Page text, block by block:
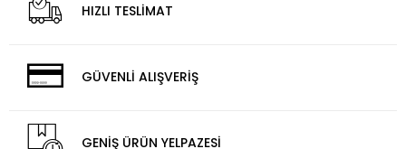
HIZLI TESLİMAT
GÜVENLİ ALIŞVERİŞ
GENİŞ ÜRÜN YELPAZESİ